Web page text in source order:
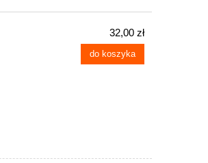
32,00 zł
do koszyka